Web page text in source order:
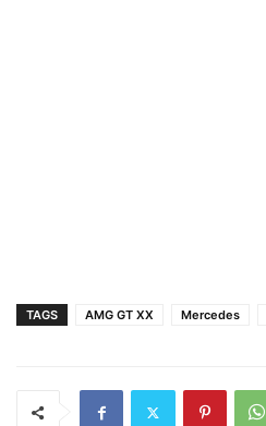
TAGS AMG GT XX Mercedes